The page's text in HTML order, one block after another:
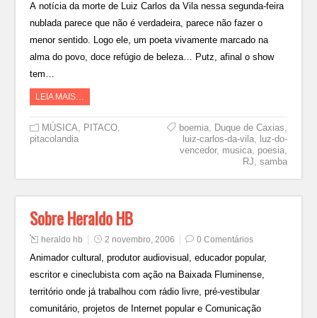
A notícia da morte de Luiz Carlos da Vila nessa segunda-feira
nublada parece que não é verdadeira, parece não fazer o
menor sentido. Logo ele, um poeta vivamente marcado na
alma do povo, doce refúgio de beleza… Putz, afinal o show
tem…
LEIA MAIS…
MÚSICA, PITACO,
pitacolandia
boemia, Duque de Caxias,
luiz-carlos-da-vila, luz-do-
vencedor, musica, poesia,
RJ, samba
Sobre Heraldo HB
heraldo hb 2 novembro, 2006 0 Comentários
Animador cultural, produtor audiovisual, educador popular,
escritor e cineclubista com ação na Baixada Fluminense,
território onde já trabalhou com rádio livre, pré-vestibular
comunitário, projetos de Internet popular e Comunicação